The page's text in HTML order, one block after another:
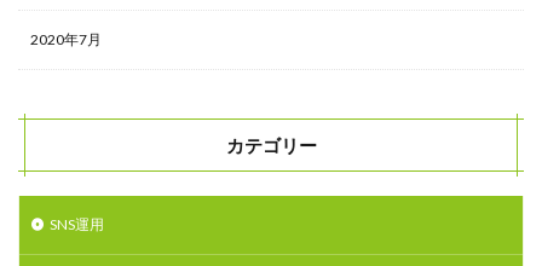
2020年7月
カテゴリー
SNS運用